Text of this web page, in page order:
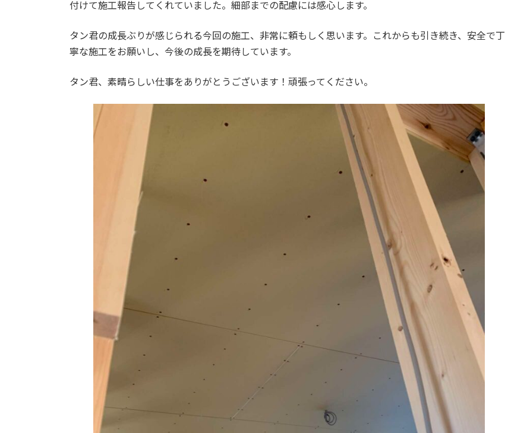
付けて施工報告してくれていました。細部までの配慮には感心します。
タン君の成長ぶりが感じられる今回の施工、非常に頼もしく思います。これからも引き続き、安全で丁
寧な施工をお願いし、今後の成長を期待しています。
タン君、素晴らしい仕事をありがとうございます！頑張ってください。